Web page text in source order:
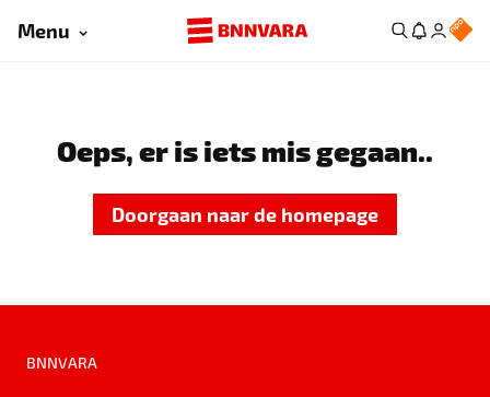
Menu
Oeps, er is iets mis gegaan..
Doorgaan naar de homepage
BNNVARA